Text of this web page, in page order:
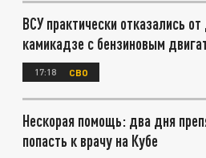
ВСУ практически отказались
камикадзе с бензиновым
17:18 СВО
Нескорая помощь: два дня
попасть к врачу на Кубе